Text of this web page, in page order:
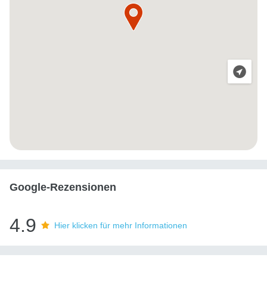
Google-Rezensionen
4.9 Hier klicken für mehr Informationen